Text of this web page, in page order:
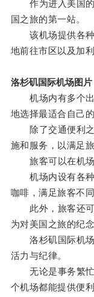
作为进入美国的
国之旅的第一站。
该机场提供各种
地前往市区以及加
洛杉矶国际机场图片
机场内有多个出
地选择最适合自己
除了交通便利之
施和服务，以满足
旅客可以在机场
机场内设有各种
咖啡，满足旅客不
此外，旅客还可
为对美国之旅的纪念
洛杉矶国际机场
活力与纪律。
无论是事务繁忙
个机场都能提供便